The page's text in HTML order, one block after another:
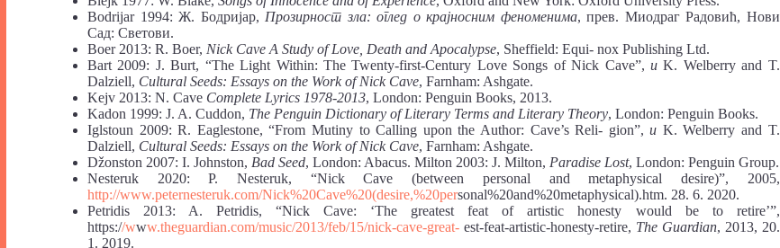
Bodrijar 1994: Ж. Бодријар, Прозирност зла: оглед о крајносним феноменима, прев. Миодраг Радовић, Нови
Сад: Светови.
Boer 2013: R. Boer, Nick Cave A Study of Love, Death and Apocalypse, Sheffield: Equi- nox Publishing Ltd.
Bart 2009: J. Burt, “The Light Within: The Twenty-first-Century Love Songs of Nick Cave”, uK. Welberry and T.
Dalziell, Cultural Seeds: Essays on the Work of Nick Cave, Farnham: Ashgate.
Kejv 2013: N. Cave Complete Lyrics 1978-2013, London: Penguin Books, 2013.
Kadon 1999: J. A. Cuddon, The Penguin Dictionary of Literary Terms and Literary Theory, London: Penguin Books.
Iglstoun 2009: R. Eaglestone, “From Mutiny to Calling upon the Author: Cave’s Reli- gion”,u K. Welberry and T.
Dalziell, Cultural Seeds: Essays on the Work of Nick Cave, Farnham: Ashgate.
Džonston 2007: I. Johnston, Bad Seed, London: Abacus. Milton 2003: J. Milton, Paradise Lost, London: Penguin Group.
Nesteruk 2020: P. Nesteruk, “Nick Cave (between personal and metaphysical desire)”, 2005,
http://www.peternesteruk.com/Nick%20Cave%20(desire,%20personal%20and%20metaphysical).htm. 28. 6. 2020.
Petridis 2013: A. Petridis, “Nick Cave: ‘The greatest feat of artistic honesty would be to retire’”,
https://www.theguardian.com/music/2013/feb/15/nick-cave-great- est-feat-artistic-honesty-retire, The Guardian, 2013, 20.
1. 2019.